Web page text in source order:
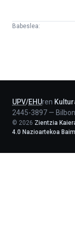
Babeslea:
UPV/EHUren
2445-3897 —
© 2026 Zientzia
4.0 Nazioartekoa